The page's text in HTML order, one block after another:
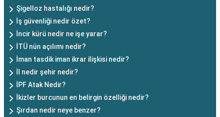
Şigelloz hastalığı nedir?
İş güvenliği nedir özet?
İncir kürü nedir ne işe yarar?
İTÜ nün açılımı nedir?
İman tasdik iman ikrar ilişkisi nedir?
İl nedir şehir nedir?
İPF Atak Nedir?
İkizler burcunun en belirgin özelliği nedir?
Şırdan nedir neye benzer?